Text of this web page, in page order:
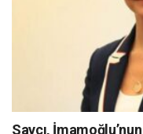
Savcı,